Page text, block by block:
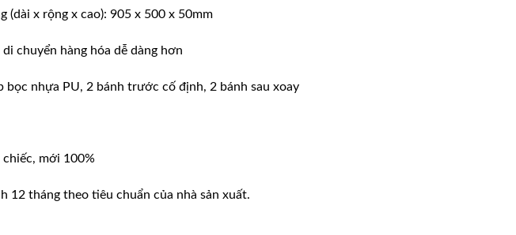
(dài x rộng x cao): 905 x 500 x 50mm
chuyển hàng hóa dễ dàng hơn
bọc nhựa PU, 2 bánh trước cố định, 2 bánh sau xoay
chiếc, mới 100%
12 tháng theo tiêu chuẩn của nhà sản xuất.